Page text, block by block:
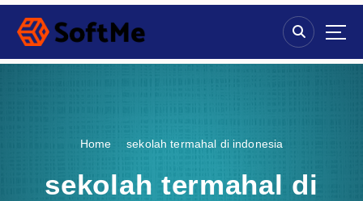
S
p
Home sekolah termahal di indonesia
sekolah termahal di